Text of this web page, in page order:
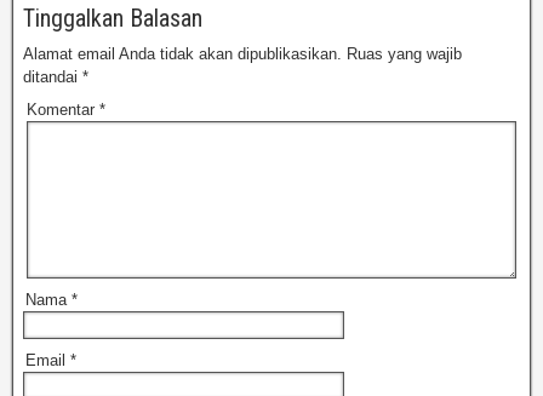
Tinggalkan Balasan
Alamat email Anda tidak akan dipublikasikan.
Ruas yang wajib
ditandai *
Komentar *
Nama *
Email *